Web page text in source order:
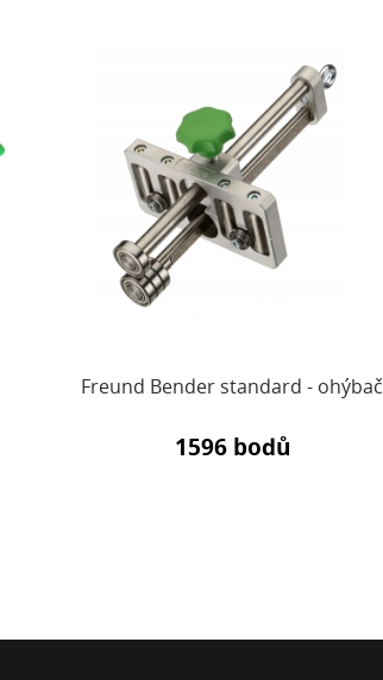
Freund Bender standard - ohýbač
1596 bodů